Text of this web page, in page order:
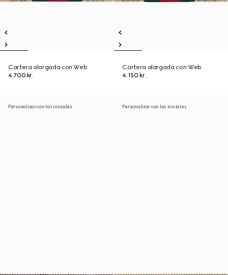
Cartera alargada con Web
4.700 kr.
Cartera alargada con Web
4.150 kr.
Personalizar con las iniciales Personalizar con las iniciales